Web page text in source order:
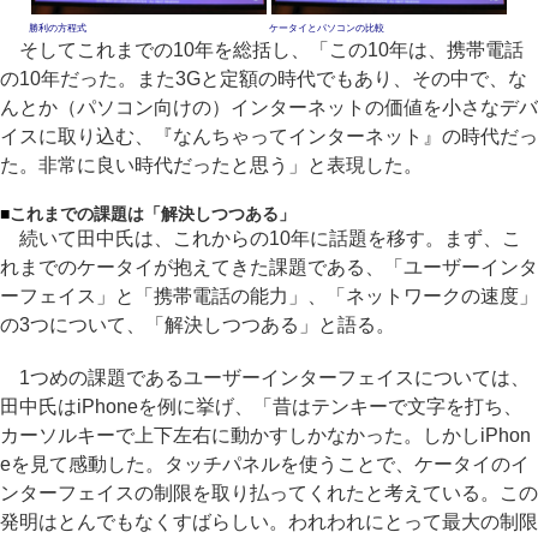
勝利の方程式 ケータイとパソコンの比較
そしてこれまでの10年を総括し、「この10年は、携帯電話
の10年だった。また3Gと定額の時代でもあり、その中で、な
んとか（パソコン向けの）インターネットの価値を小さなデバ
イスに取り込む、『なんちゃってインターネット』の時代だっ
た。非常に良い時代だったと思う」と表現した。
■これまでの課題は「解決しつつある」
続いて田中氏は、これからの10年に話題を移す。まず、こ
れまでのケータイが抱えてきた課題である、「ユーザーインタ
ーフェイス」と「携帯電話の能力」、「ネットワークの速度」
の3つについて、「解決しつつある」と語る。
1つめの課題であるユーザーインターフェイスについては、
田中氏はiPhoneを例に挙げ、「昔はテンキーで文字を打ち、
カーソルキーで上下左右に動かすしかなかった。しかしiPhon
eを見て感動した。タッチパネルを使うことで、ケータイのイ
ンターフェイスの制限を取り払ってくれたと考えている。この
発明はとんでもなくすばらしい。われわれにとって最大の制限